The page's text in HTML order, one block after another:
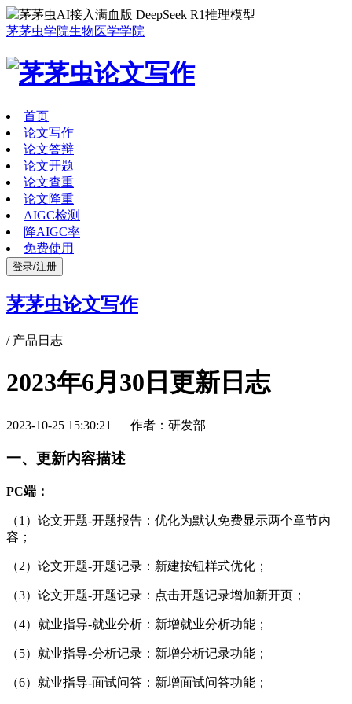
茅茅虫AI接入满血版 DeepSeek R1推理模型
茅茅虫学院生物医学学院
首页
论文写作
论文答辩
论文开题
论文查重
论文降重
AIGC检测
降AIGC率
免费使用
登录/注册
茅茅虫论文写作
/ 产品日志
2023年6月30日更新日志
2023-10-25 15:30:21 作者：研发部
一、更新内容描述
PC端：
（1）论文开题-开题报告：优化为默认免费显示两个章节内
容；
（2）论文开题-开题记录：新建按钮样式优化；
（3）论文开题-开题记录：点击开题记录增加新开页；
（4）就业指导-就业分析：新增就业分析功能；
（5）就业指导-分析记录：新增分析记录功能；
（6）就业指导-面试问答：新增面试问答功能；